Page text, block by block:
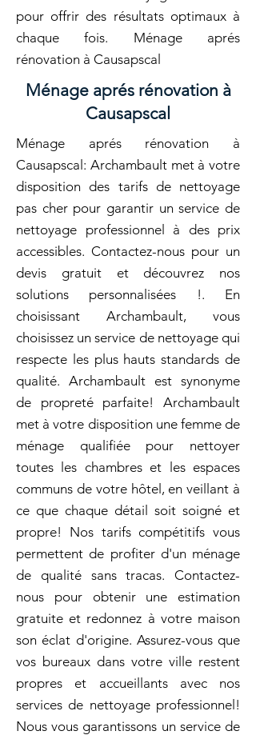
pour offrir des résultats optimaux à
chaque fois. Ménage aprés
rénovation à Causapscal
Ménage aprés rénovation à
Causapscal
Ménage aprés rénovation à
Causapscal: Archambault met à votre
disposition des tarifs de nettoyage
pas cher pour garantir un service de
nettoyage professionnel à des prix
accessibles. Contactez-nous pour un
devis gratuit et découvrez nos
solutions personnalisées !. En
choisissant Archambault, vous
choisissez un service de nettoyage qui
respecte les plus hauts standards de
qualité. Archambault est synonyme
de propreté parfaite! Archambault
met à votre disposition une femme de
ménage qualifiée pour nettoyer
toutes les chambres et les espaces
communs de votre hôtel, en veillant à
ce que chaque détail soit soigné et
propre! Nos tarifs compétitifs vous
permettent de profiter d'un ménage
de qualité sans tracas. Contactez-
nous pour obtenir une estimation
gratuite et redonnez à votre maison
son éclat d'origine. Assurez-vous que
vos bureaux dans votre ville restent
propres et accueillants avec nos
services de nettoyage professionnel!
Nous vous garantissons un service de